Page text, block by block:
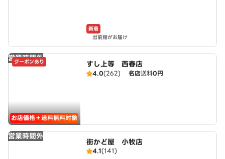
新着
出前館がお届け
営業時間外
クーポンあり
お店価格＋送料無料対象
すし上等 西春店
4.0(262) 名店送料0円
営業時間外
街かど屋 小牧店
4.1(141)